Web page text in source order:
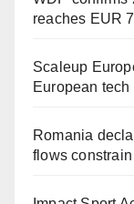
reaches EUR
Scaleup
European
Romania
flows